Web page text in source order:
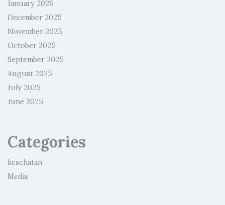
January 2026
December 2025
November 2025
October 2025
September 2025
August 2025
July 2025
June 2025
Categories
kesehatan
Medis